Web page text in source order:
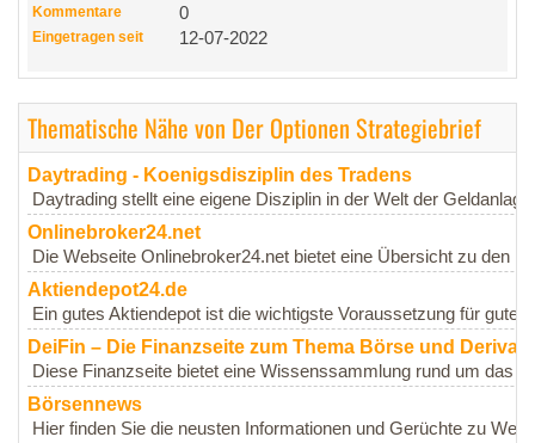
Kommentare 0
Eingetragen seit 12-07-2022
Thematische Nähe von Der Optionen Strategiebrief
Daytrading - Koenigsdisziplin des Tradens
Daytrading stellt eine eigene Disziplin in der Welt der
Onlinebroker24.net
Die Webseite Onlinebroker24.net bietet eine Übersicht zu den
Aktiendepot24.de
Ein gutes Aktiendepot ist die wichtigste Voraussetzung für gute
DeiFin – Die Finanzseite zum Thema Börse und
Diese Finanzseite bietet eine Wissenssammlung rund um das
Börsennews
Hier finden Sie die neusten Informationen und Gerüchte zu